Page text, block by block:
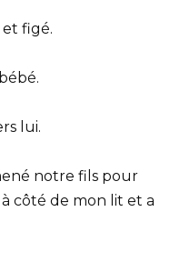
figé.
lui.
notre fils pour
à côté de mon lit et a